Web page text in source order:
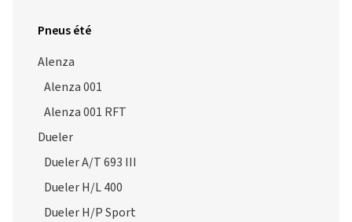
Pneus été
Alenza
Alenza 001
Alenza 001 RFT
Dueler
Dueler A/T 693 III
Dueler H/L 400
Dueler H/P Sport